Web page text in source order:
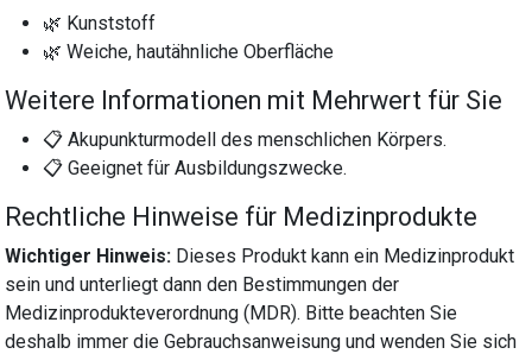
🌿 Kunststoff
🌿 Weiche, hautähnliche Oberfläche
Weitere Informationen mit Mehrwert für Sie
📋 Akupunkturmodell des menschlichen Körpers.
📋 Geeignet für Ausbildungszwecke.
Rechtliche Hinweise für Medizinprodukte
Wichtiger Hinweis: Dieses Produkt kann ein Medizinprodukt
sein und unterliegt dann den Bestimmungen der
Medizinprodukteverordnung (MDR). Bitte beachten Sie
deshalb immer die Gebrauchsanweisung und wenden Sie sich